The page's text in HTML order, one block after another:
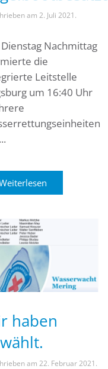
am 2. Juli 2021 .
Nachmittag
die
Leitstelle
um 16:40 Uhr
haben
am 22. Februar 2021 .